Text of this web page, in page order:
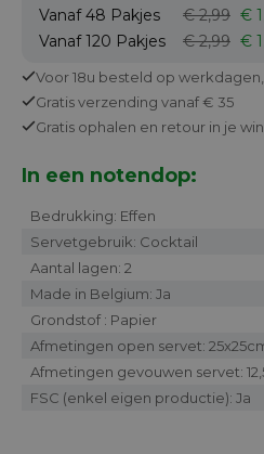
Vanaf 48 Pakjes € 2,99 €
Vanaf 120 Pakjes € 2,99 €
Voor 18u besteld op werkdagen,
Gratisverzending vanaf € 35
Gratis ophalen en retour in je
In een notendop:
Bedrukking: Effen
Servetgebruik: Cocktail
Aantal lagen: 2
Made in Belgium: Ja
Grondstof : Papier
Afmetingen open servet:
Afmetingen gevouwen servet:
FSC (enkel eigen productie): Ja